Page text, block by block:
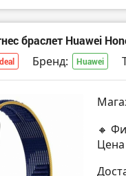
браслет Huawei
Бренд: Huawei
🔸
Цена